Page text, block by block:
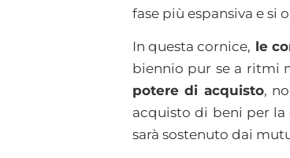
fase più espansiva e si
In questa cornice, le
biennio pur se a ritmi
potere di acquisto,
acquisto di beni per la
sarà sostenuto dai